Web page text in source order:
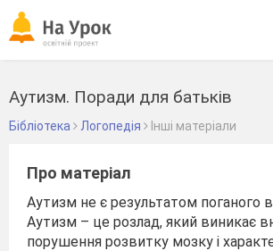
Аутизм. Поради для батьків
Бібліотека Логопедія Інші матеріали
Про матеріал
Аутизм не є результатом поганого
Аутизм – це розлад, який виникає
порушення розвитку мозку і